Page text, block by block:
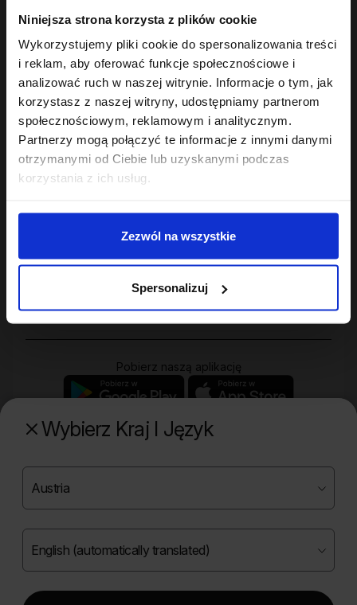
Niniejsza strona korzysta z plików cookie
Wykorzystujemy pliki cookie do spersonalizowania treści
i reklam, aby oferować funkcje społecznościowe i
analizować ruch w naszej witrynie. Informacje o tym, jak
korzystasz z naszej witryny, udostępniamy partnerom
społecznościowym, reklamowym i analitycznym.
Partnerzy mogą połączyć te informacje z innymi danymi
otrzymanymi od Ciebie lub uzyskanymi podczas
korzystania z ich usług.
Zezwól na wszystkie
Spersonalizuj
Wybierz Kraj I Język
Maska do laminacji
22,49 zł
Najniższa cena z 30 dni przed
Sklep
Twoje konto
Pobierz naszą aplikację
Poznaj naszą drugą markę